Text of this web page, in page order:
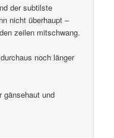
der subtilste
nicht überhaupt –
zeilen mitschwang.
noch länger
gänsehaut und